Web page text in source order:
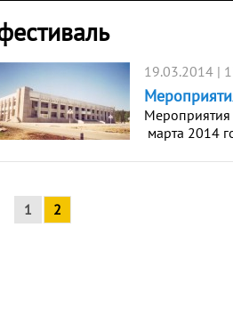
19.03.2014 |
марта 2014
1 2